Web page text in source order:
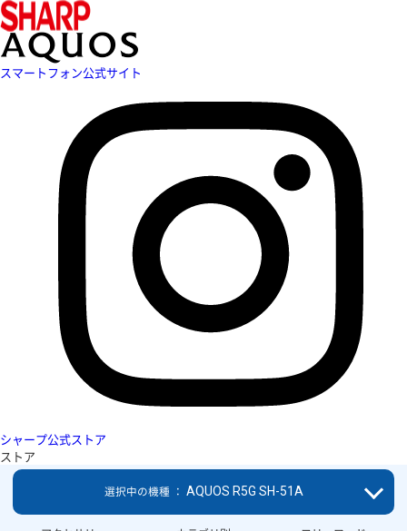
スマートフォン公式サイト
シャープ公式ストア
ストア
選択中の機種 ： AQUOS R5G SH-51A